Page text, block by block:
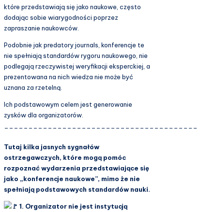
które przedstawiają się jako naukowe, często
dodając sobie wiarygodności poprzez
zapraszanie naukowców.
Podobnie jak predatory journals, konferencje te
nie spełniają standardów rygoru naukowego, nie
podlegają rzeczywistej weryfikacji eksperckiej, a
prezentowana na nich wiedza nie może być
uznana za rzetelną.
Ich podstawowym celem jest generowanie
zysków dla organizatorów.
Tutaj kilka jasnych sygnałów
ostrzegawczych, które mogą pomóc
rozpoznać wydarzenia przedstawiające się
jako „konferencje naukowe”, mimo że nie
spełniają podstawowych standardów nauki.
1. Organizator nie jest instytucją